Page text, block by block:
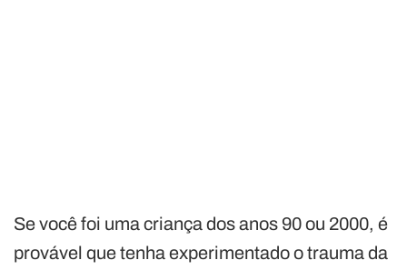
Se você foi uma criança dos anos 90 ou 2000, é
provável que tenha experimentado o trauma da